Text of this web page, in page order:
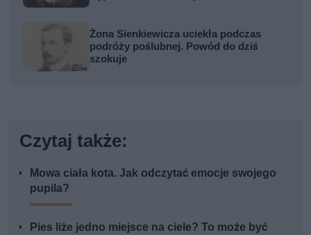
Żona Sienkiewicza uciekła podczas
podróży poślubnej. Powód do dziś
szokuje
Czytaj także:
Mowa ciała kota. Jak odczytać emocje swojego
pupila?
Pies liże jedno miejsce na ciele? To może być